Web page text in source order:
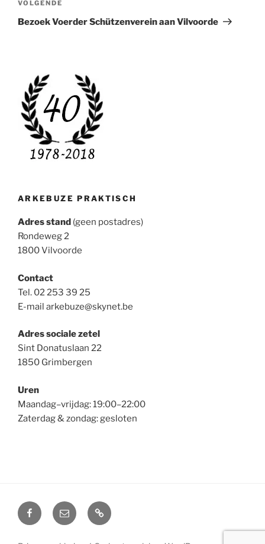
Volgend
bericht
VOLGENDE
Bezoek Voerder Schützenverein aan Vilvoorde
ARKEBUZE PRAKTISCH
Adres stand (geen postadres)
Rondeweg 2
1800 Vilvoorde
Contact
Tel. 02 253 39 25
E-mail arkebuze@skynet.be
Adres sociale zetel
Sint Donatuslaan 22
1850 Grimbergen
Uren
Maandag–vrijdag: 19:00–22:00
Zaterdag & zondag: gesloten
Facebook
Arkebuze
E-
mail
Privacyverklaring